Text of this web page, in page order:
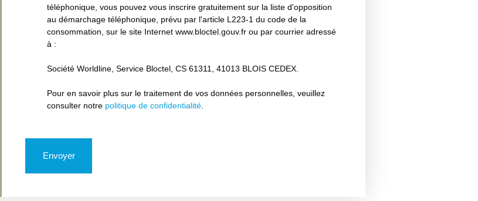
téléphonique, vous pouvez vous inscrire gratuitement sur la liste d'opposition
au démarchage téléphonique, prévu par l'article L223-1 du code de la
consommation, sur le site Internet www.bloctel.gouv.fr ou par courrier adressé
à :
Société Worldline, Service Bloctel, CS 61311, 41013 BLOIS CEDEX.
Pour en savoir plus sur le traitement de vos données personnelles, veuillez
consulter notre politique de confidentialité
Envoyer